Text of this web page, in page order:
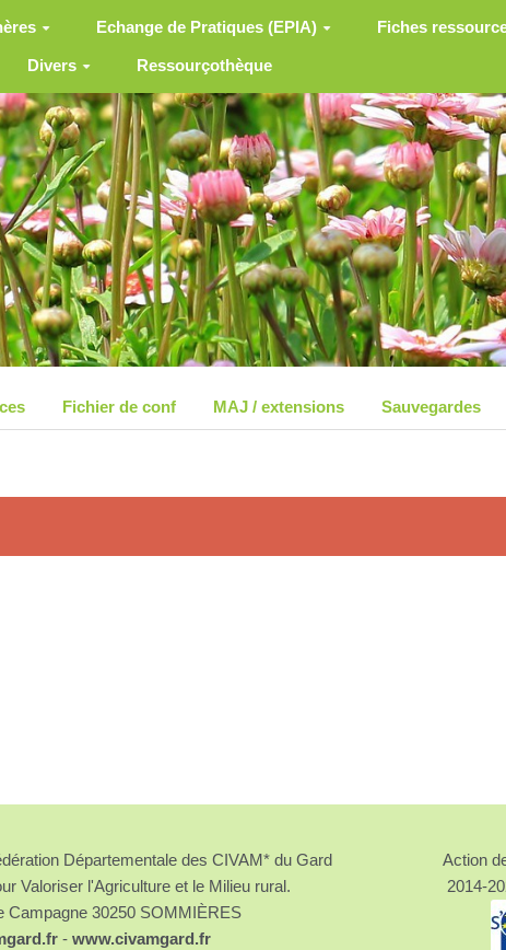
Echange de Pratiques (EPIA) Fiches
Divers Ressourçothèque
Fichier de conf MAJ / extensions Sauvegardes
Départementale des CIVAM* du Gard
Valoriser l'Agriculture et le Milieu rural.
Campagne 30250 SOMMIÈRES
- www.civamgard.fr
Action
2014-